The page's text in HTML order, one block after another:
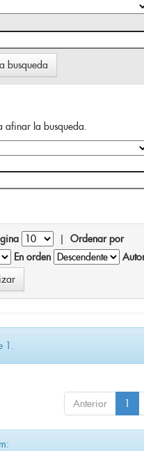
busqueda
afinar la busqueda.
| Ordenar por
En orden
Anterior 1